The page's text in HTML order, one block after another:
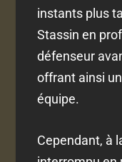
instants plus
Stassin en
défenseur
offrant ainsi
équipe.
Cependant, à